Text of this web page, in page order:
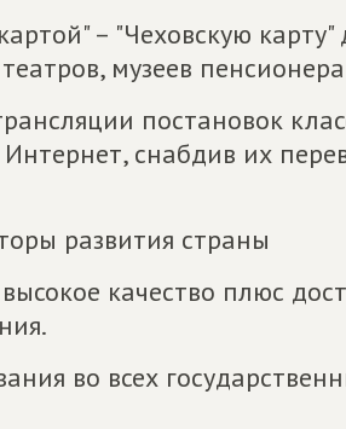
– "Чеховскую карту"
музеев
постановок
Интернет, снабдив их
развития страны
качество плюс
во всех